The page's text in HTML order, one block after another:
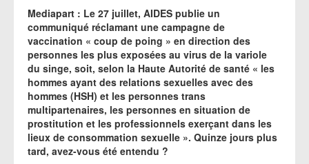
Mediapart : Le 27 juillet, AIDES publie un
communiqué réclamant une campagne de
vaccination « coup de poing » en direction des
personnes les plus exposées au virus de la variole
du singe, soit, selon la Haute Autorité de santé « les
hommes ayant des relations sexuelles avec des
hommes (HSH) et les personnes trans
multipartenaires, les personnes en situation de
prostitution et les professionnels exerçant dans les
lieux de consommation sexuelle ». Quinze jours plus
tard, avez-vous été entendu ?